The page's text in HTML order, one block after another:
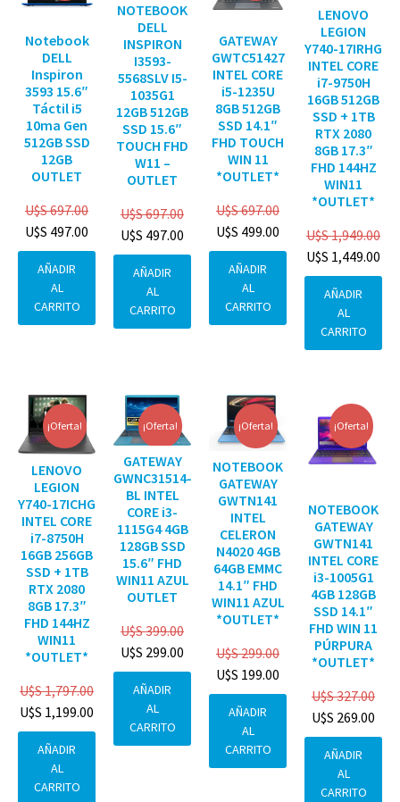
Notebook
DELL
Inspiron
3593 15.6″
Táctil i5
10ma Gen
512GB SSD
12GB
OUTLET
U$S697.00
U$S 497.00
AÑADIR
AL
CARRITO
NOTEBOOK
DELL
INSPIRON
I3593-
5568SLV I5-
1035G1
12GB 512GB
SSD 15.6″
TOUCH FHD
W11 –
OUTLET
U$S697.00
U$S 497.00
AÑADIR
AL
CARRITO
GATEWAY
GWTC51427
INTEL CORE
i5-1235U
8GB 512GB
SSD 14.1″
FHD TOUCH
WIN 11
*OUTLET*
U$S697.00
U$S 499.00
AÑADIR
AL
CARRITO
LENOVO
LEGION
Y740-17IRHG
INTEL CORE
i7-9750H
16GB 512GB
SSD + 1TB
RTX 2080
8GB 17.3″
FHD 144HZ
WIN11
*OUTLET*
U$S1,949.00
U$S 1,449.00
AÑADIR
AL
CARRITO
¡Oferta!
LENOVO
LEGION
Y740-17ICHG
INTEL CORE
i7-8750H
16GB 256GB
SSD + 1TB
RTX 2080
8GB 17.3″
FHD 144HZ
WIN11
*OUTLET*
U$S1,797.00
U$S 1,199.00
AÑADIR
AL
CARRITO
¡Oferta!
GATEWAY
GWNC31514-
BL INTEL
CORE i3-
1115G4 4GB
128GB SSD
15.6″ FHD
WIN11 AZUL
OUTLET
U$S399.00
U$S 299.00
AÑADIR
AL
CARRITO
¡Oferta!
NOTEBOOK
GATEWAY
GWTN141
INTEL
CELERON
N4020 4GB
64GB EMMC
14.1″ FHD
WIN11 AZUL
*OUTLET*
U$S299.00
U$S 199.00
AÑADIR
AL
CARRITO
¡Oferta!
NOTEBOOK
GATEWAY
GWTN141
INTEL CORE
i3-1005G1
4GB 128GB
SSD 14.1″
FHD WIN 11
PÚRPURA
*OUTLET*
U$S327.00
U$S 269.00
AÑADIR
AL
CARRITO